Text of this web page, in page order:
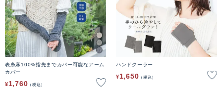
表糸麻100%指先までカバー可能なアーム
カバー
¥1,760 税込
ハンドクーラー
¥1,650 税込